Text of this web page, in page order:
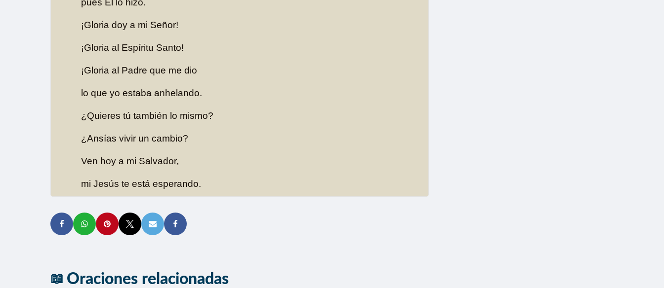
pues Él lo hizo.
¡Gloria doy a mi Señor!
¡Gloria al Espíritu Santo!
¡Gloria al Padre que me dio
lo que yo estaba anhelando.
¿Quieres tú también lo mismo?
¿Ansías vivir un cambio?
Ven hoy a mi Salvador,
mi Jesús te está esperando.
Oraciones relacionadas